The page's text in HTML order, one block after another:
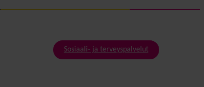
Sosiaali- ja terveyspalvelut